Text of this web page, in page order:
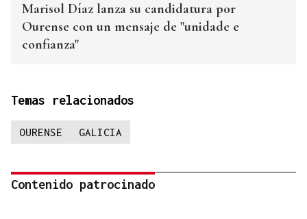
Marisol Díaz lanza su candidatura por
Ourense con un mensaje de "unidade e
confianza"
Temas relacionados
OURENSE GALICIA
Contenido patrocinado